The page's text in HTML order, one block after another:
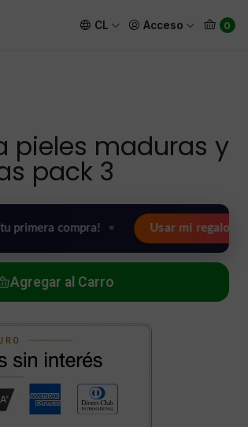
CL Acceso 0
pack 3
pieles maduras y
pack 3
• Usar mi regalo ahora 🖤
Agregar al Carro